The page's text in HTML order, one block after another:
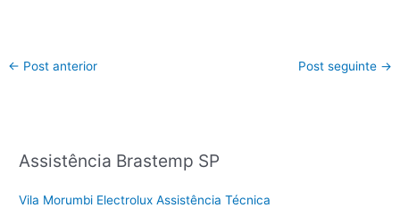
← Post anterior Post seguinte →
Assistência Brastemp SP
Vila Morumbi Electrolux Assistência Técnica